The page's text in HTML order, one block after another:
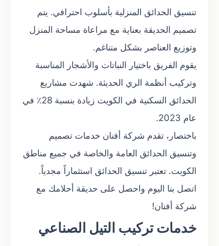
تنسيق الحدائق المنزلية بأسلوب احترافي. يتم
تصميم الحديقة بعناية مع مراعاة مساحة المنزل
وتوزيع العناصر بشكل متناغم.
يقوم الفريق باختيار النباتات والأشجار المناسبة
وتركيب أنظمة الري الحديثة. شهدت مشاريع
الحدائق السكنية في الكويت زيادة بنسبة 28٪ في
عام 2023.
باختصار، تقدم شركة أفنان خدمات تصميم
وتنسيق الحدائق العامة والخاصة في جميع مناطق
الكويت. تعتبر تنسيق الحدائق استثماراً مجدياً.
اتصل بنا اليوم واحصل على حديقة أحلامك مع
شركة أفنان!
خدمات تركيب التيل الصناعي